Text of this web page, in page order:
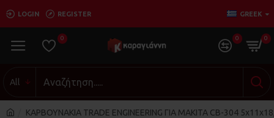
LOGIN REGISTER GREEK
0 0 0
All
ΚΑΡΒΟΥΝΑΚΙΑ TRADE ENGINEERING ΓΙΑ ΜΑΚΙΤΑ CB-304